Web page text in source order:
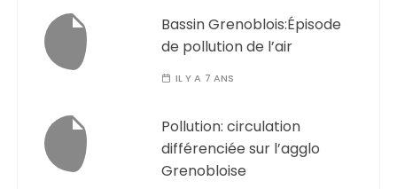
Bassin Grenoblois:Épisode
de pollution de l’air
IL Y A 7 ANS
Pollution: circulation
différenciée sur l’agglo
Grenobloise